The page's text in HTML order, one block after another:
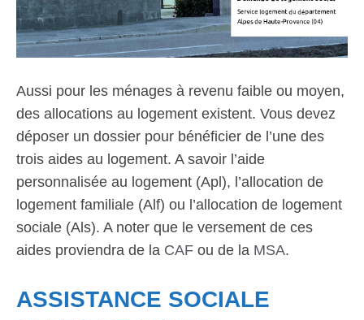
Aussi pour les ménages à revenu faible ou moyen,
des allocations au logement existent. Vous devez
déposer un dossier pour bénéficier de l’une des
trois aides au logement. A savoir l’aide
personnalisée au logement (Apl), l’allocation de
logement familiale (Alf) ou l’allocation de logement
sociale (Als). A noter que le versement de ces
aides proviendra de la CAF ou de la MSA.
ASSISTANCE SOCIALE